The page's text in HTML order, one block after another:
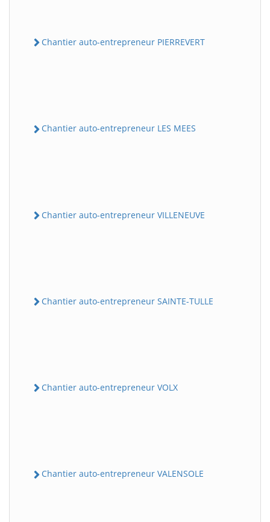
Chantier auto-entrepreneur PIERREVERT
Chantier auto-entrepreneur LES MEES
Chantier auto-entrepreneur VILLENEUVE
Chantier auto-entrepreneur SAINTE-TULLE
Chantier auto-entrepreneur VOLX
Chantier auto-entrepreneur VALENSOLE